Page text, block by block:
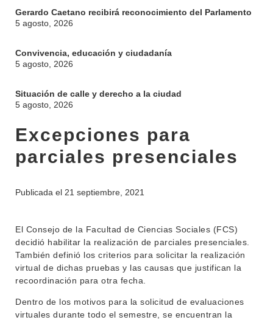
Gerardo Caetano recibirá reconocimiento del Parlamento
5 agosto, 2026
Convivencia, educación y ciudadanía
5 agosto, 2026
Situación de calle y derecho a la ciudad
5 agosto, 2026
Excepciones para
parciales presenciales
Publicada el 21 septiembre, 2021
El Consejo de la Facultad de Ciencias Sociales (FCS)
decidió habilitar la realización de parciales presenciales.
También definió los criterios para solicitar la realización
virtual de dichas pruebas y las causas que justifican la
recoordinación para otra fecha.
Dentro de los motivos para la solicitud de evaluaciones
virtuales durante todo el semestre, se encuentran la